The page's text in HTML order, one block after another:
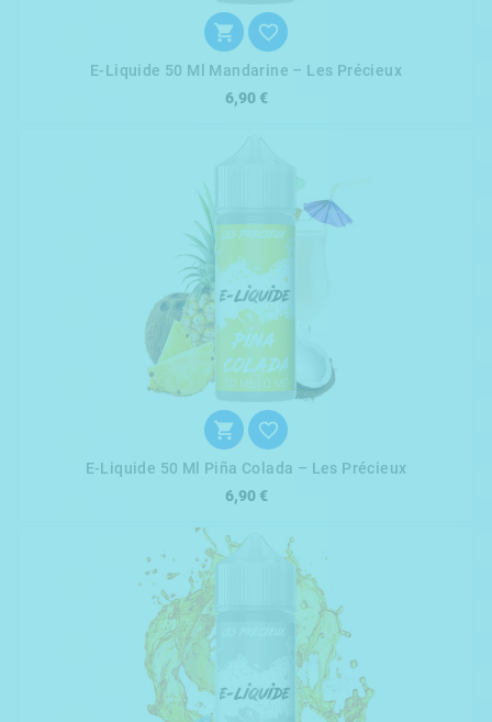
 
E-Liquide 50 Ml Mandarine – Les Précieux
6,90 €
 
E-Liquide 50 Ml Piña Colada – Les Précieux
6,90 €